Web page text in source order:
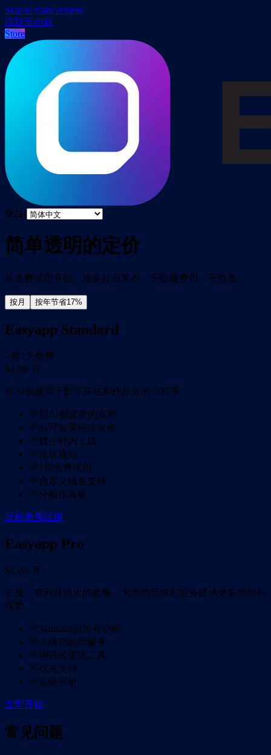
Skip to main content
跳转至内容
Store
ZH
简单透明的定价
从免费试用开始。准备好后发布。无隐藏费用，无惊喜。
按月 按年节省17%
Easyapp Standard
前7天免费
$4.99/ 月
用AI创建用于数字存在和作品集的小程序。
用AI创建您的应用
以可分享链接发布
数小时内上线
推送通知
1周免费试用
自定义域名支持
分析仪表板
开始免费试用
Easyapp Pro
$9.99/ 月
扩展、有利且强大的套餐。为您的品牌和业务提供更多功能和
优势。
Standard的所有功能
高级功能和服务
增强的变现工具
优先支持
高级分析
立即开始
常见问题